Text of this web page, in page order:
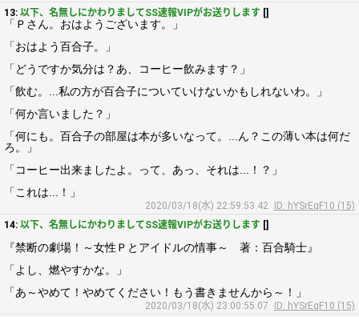
13: 以下、名無しにかわりましてSS速報VIPがお送りします []
「Ｐさん。おはようございます。」
「おはよう百合子。」
「どうですか気分は？あ、コーヒー飲みます？」
「飲む。...私の方が百合子についていけないかもしれないわ。」
「何か言いました？」
「何にも。百合子の部屋は本が多いなって。...ん？この薄い本は何だ
ろ。」
「コーヒー出来ましたよ。って、あっ、それは...！？」
「これは...！」
2020/03/18(水) 22:59:53.42
ID: hYSrEqF10 (15)
14: 以下、名無しにかわりましてSS速報VIPがお送りします []
『禁断の劇場！～女性Ｐとアイドルの情事～ 著：百合騎士』
「よし、燃やすかな。」
「あ～やめて！やめてください！もう書きませんから～！」
2020/03/18(水) 23:00:55.07
ID: hYSrEqF10 (15)